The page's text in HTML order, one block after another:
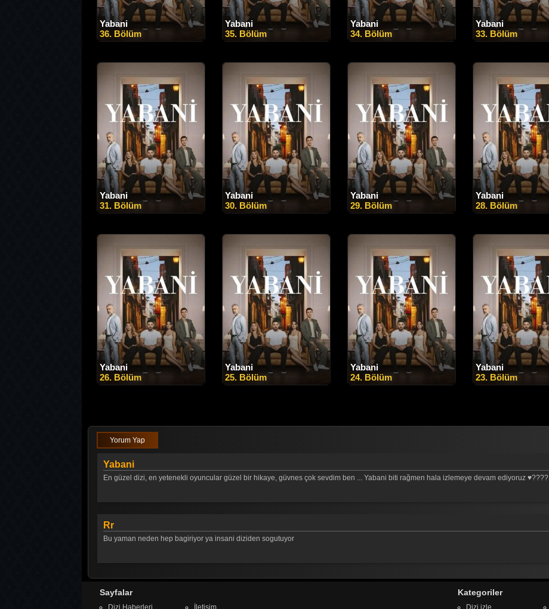
Yabani
36. Bölüm
Yabani
35. Bölüm
Yabani
34. Bölüm
Yabani
33. Bölüm
Yabani
31. Bölüm
Yabani
30. Bölüm
Yabani
29. Bölüm
Yabani
28. Bölüm
Yabani
26. Bölüm
Yabani
25. Bölüm
Yabani
24. Bölüm
Yabani
23. Bölüm
Yorum Yap
Yabani
En güzel dizi, en yetenekli oyuncular güzel bir hikaye, güvnes çok sevdim ben ... Yabani biti rağmen hala izlemeye devam ediyoruz ♥️????
Rr
Bu yaman neden hep bagiriyor ya insani diziden sogutuyor
Sayfalar
Dizi Haberleri İletişim
Kategoriler
Dizi izle